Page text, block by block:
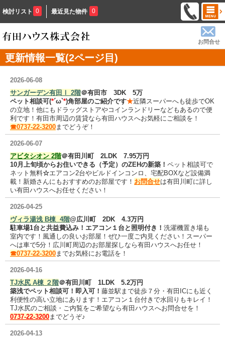
検討リスト 0 最近見た物件 0
お問合せ
更新情報一覧(2ページ目)
2026-06-08
サンガーデン有田Ⅰ 2階＠有田市 3DK 5万
ペット相談可(*´ω`*)角部屋のご紹介です★近隣スーパーへも徒歩でOK
の立地！他にもドラッグストアやコインランドリーなどもあるので便
利です！有田市周辺の賃貸なら有田ハウスへお気軽にご相談を！
☎0737-22-3200 までどうぞ！
2026-06-07
アビタシオン 2階＠有田川町 2LDK 7.95万円
10月上旬頃からお住いできる（予定）のZEHの新築！ ペット相談可で
ネット無料☆エアコン2台やビルドインコンロ、宅配BOXなど設備満
載！新婚さんにもおすすめのお部屋です！ お問合せは有田川町に詳し
い有田ハウスへお任せください！
2026-04-25
ヴィラ湯浅 B棟 4階@広川町 2DK 4.3万円
駐車場1台と共益費込み！エアコン１台と照明付き！ 洗濯機置き場も
室内です！ 風通しの良いお部屋！ぜひ一度ご内見ください！スーパー
へは車で5分！広川町周辺のお部屋探しなら有田ハウスへお任せ！
☎0737-22-3200 までお気軽にお電話を！
2026-04-16
TJ水尻 A棟 ２階＠有田川町 1LDK 5.2万円
築浅でペット相談可！即入可！ 藤並駅まで徒歩７分・有田ICにも近く
利便性の高い立地にあります！エアコン１台付きで水回りもキレイ！
TJ水尻の ご相談・ご内覧をご希望なら有田ハウスへお問合せを！
0737-22-3200 までどうぞ♪
2026-04-13